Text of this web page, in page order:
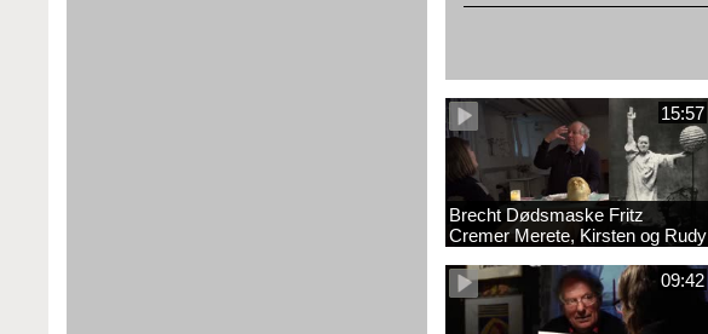
15:57
Brecht Dødsmaske Fritz
Cremer Merete, Kirsten og Rudy
09:42